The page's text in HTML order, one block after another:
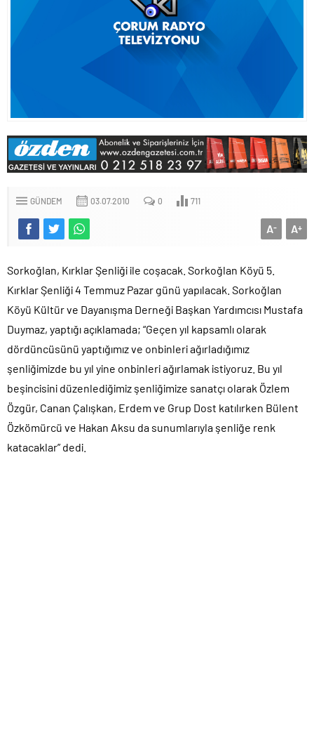
GÜNDEM 03.07.2010 0 711
A+
A-
Sorkoğlan, Kırklar Şenliği ile coşacak. Sorkoğlan Köyü 5.
Kırklar Şenliği 4 Temmuz Pazar günü yapılacak. Sorkoğlan
Köyü Kültür ve Dayanışma Derneği Başkan Yardımcısı Mustafa
Duymaz, yaptığı açıklamada; “Geçen yıl kapsamlı olarak
dördüncüsünü yaptığımız ve onbinleri ağırladığımız
şenliğimizde bu yıl yine onbinleri ağırlamak istiyoruz. Bu yıl
beşincisini düzenlediğimiz şenliğimize sanatçı olarak Özlem
Özgür, Canan Çalışkan, Erdem ve Grup Dost katılırken Bülent
Özkömürcü ve Hakan Aksu da sunumlarıyla şenliğe renk
katacaklar” dedi.